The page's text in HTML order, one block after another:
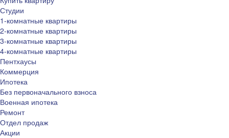
Студии
1-комнатные квартиры
2-комнатные квартиры
3-комнатные квартиры
4-комнатные квартиры
Пентхаусы
Коммерция
Ипотека
Без первоначального взноса
Военная ипотека
Ремонт
Отдел продаж
Акции